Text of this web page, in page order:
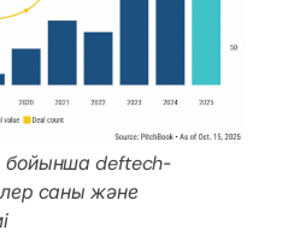
deftech-
саны және